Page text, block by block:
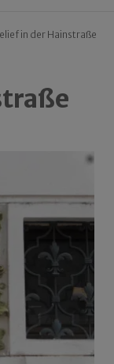
in der Hainstraße